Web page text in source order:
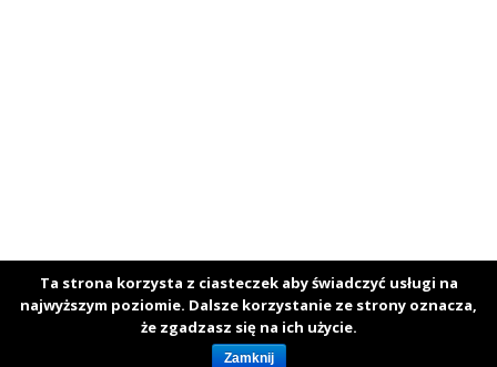
Copyright © 2026 Roxxsport. All Rights Reserved.
FameThemes
Ta strona korzysta z ciasteczek aby świadczyć usługi na
najwyższym poziomie. Dalsze korzystanie ze strony oznacza,
że zgadzasz się na ich użycie.
Zamknij